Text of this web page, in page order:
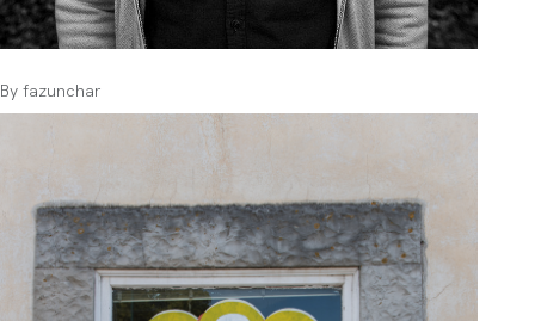
By fazunchar